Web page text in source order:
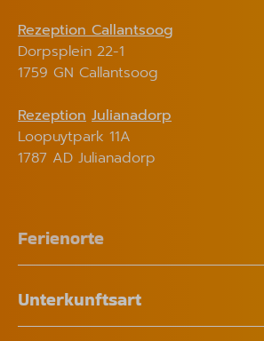
Rezeption Callantsoog
Dorpsplein 22-1
1759 GN Callantsoog
Rezeption Julianadorp
Loopuytpark 11A
1787 AD Julianadorp
Ferienorte
Unterkunftsart